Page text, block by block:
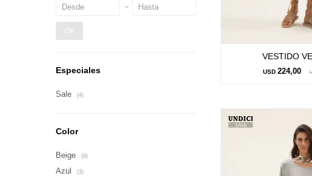
VESTIDO
USD 224,00
OK
Especiales
Sale (4)
Color
Beige (9)
Azul (3)